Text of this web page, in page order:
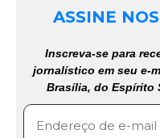
ASSINE
Inscreva-se para
jornalístico em seu e-
Brasília, do Espírito